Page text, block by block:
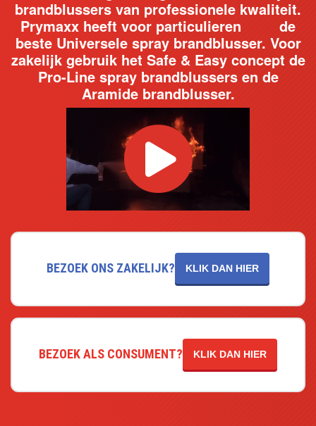
brandblussers van professionele kwaliteit.
Prymaxx heeft voor particulieren de
beste Universele spray brandblusser. Voor
zakelijk gebruik het Safe & Easy concept de
Pro-Line spray brandblussers en de
Aramide brandblusser.
BEZOEK ONS ZAKELIJK? KLIK DAN HIER
BEZOEK ALS CONSUMENT? KLIK DAN HIER